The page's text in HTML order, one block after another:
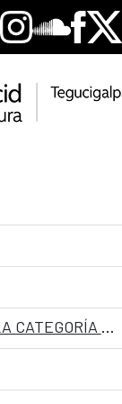
Instagram
Soundclore
X
CONVOCATORIA PARA INGRESO COMO PERSONAL LABORAL FIJO EN LA EMBAJADA DE ESPAÑA EN TEGUCIGALPA CON LA CATEGORÍA DE AUXILIAR​.